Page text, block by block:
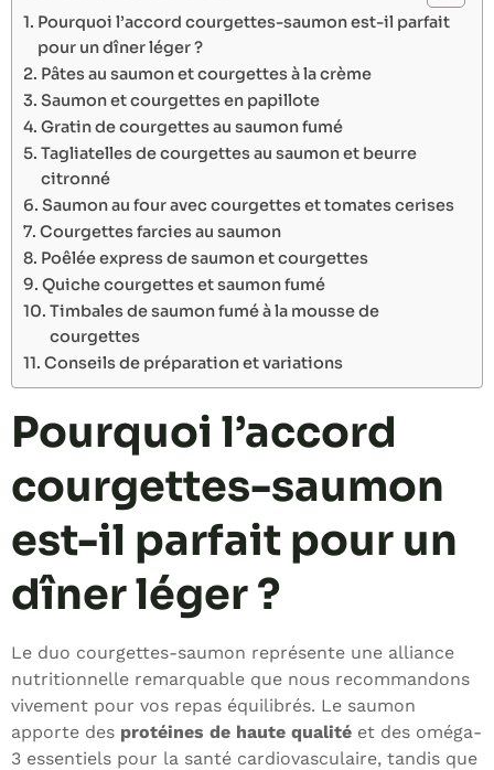
Pourquoi l’accord courgettes-saumon est-il parfait
pour un dîner léger ?
Pâtes au saumon et courgettes à la crème
Saumon et courgettes en papillote
Gratin de courgettes au saumon fumé
Tagliatelles de courgettes au saumon et beurre
citronné
Saumon au four avec courgettes et tomates cerises
Courgettes farcies au saumon
Poêlée express de saumon et courgettes
Quiche courgettes et saumon fumé
Timbales de saumon fumé à la mousse de
courgettes
Conseils de préparation et variations
Pourquoi l’accord
courgettes-saumon
est-il parfait pour un
dîner léger ?
Le duo courgettes-saumon représente une alliance
nutritionnelle remarquable que nous recommandons
vivement pour vos repas équilibrés. Le saumon
apporte des protéines de haute qualité et des oméga-
3 essentiels pour la santé cardiovasculaire, tandis que